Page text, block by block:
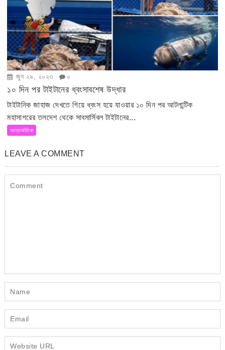
জুন ২৯, ২০২৩ ০
১০ দিন পর টাইটানের ধ্বংসাবশেষ উদ্ধার
টাইটানিক জাহাজ দেখতে গিয়ে ধ্বংস হয়ে যাওয়ার ১০ দিন পর আটলান্টিক
মহাসাগরের তলদেশ থেকে সাবমার্সিবল টাইটানের...
আন্তর্জাতিক
LEAVE A COMMENT